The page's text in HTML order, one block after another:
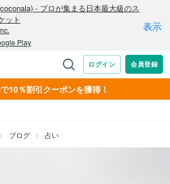
10％割引クーポンを獲得！
ブログ 占い